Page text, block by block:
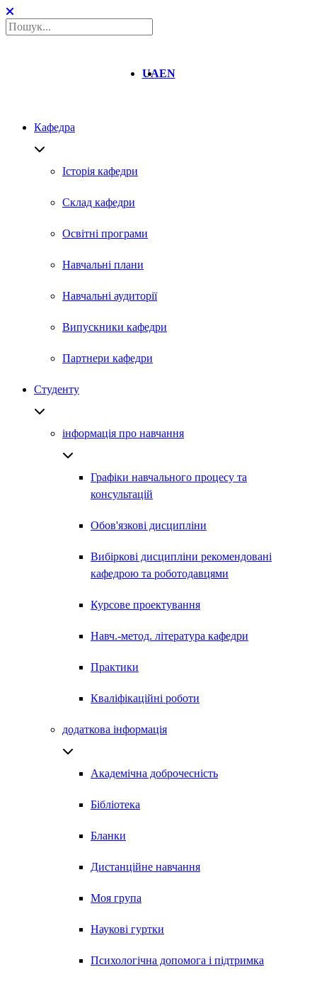
UAEN
Кафедра
Історія кафедри
Склад кафедри
Освітні програми
Навчальні плани
Навчальні аудиторії
Випускники кафедри
Партнери кафедри
Студенту
інформація про навчання
Графіки навчального процесу та
консультацій
Обов'язкові дисципліни
Вибіркові дисципліни рекомендовані
кафедрою та роботодавцями
Курсове проектування
Навч.-метод. література кафедри
Практики
Кваліфікаційні роботи
додаткова інформація
Академічна доброчесність
Бібліотека
Бланки
Дистанційне навчання
Моя група
Наукові гуртки
Психологічна допомога і підтримка